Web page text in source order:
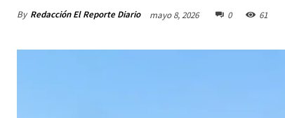
By Redacción El Reporte Diario mayo 8, 2026 0 61